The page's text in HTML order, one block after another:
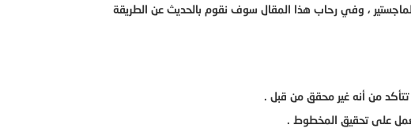
، وفي رحاب هذا المقال سوف نقوم بالحديث عن الطريقة
من أنه غير محقق من قبل .
على تحقيق المخطوط .